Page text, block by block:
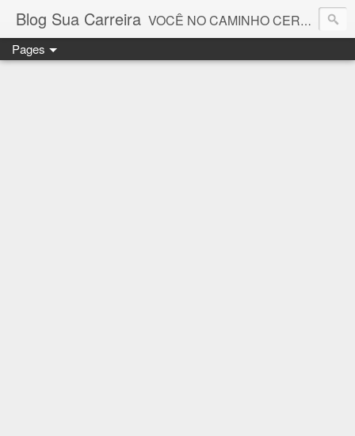
Blog Sua Carreira VOCÊ NO CAMINHO CERTO! 🤓💻🚀
Pages